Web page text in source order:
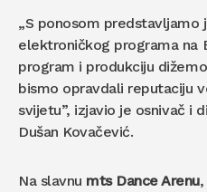
„S ponosom predstavljamo
elektroničkog programa na
program i produkciju
bismo opravdali reputaciju
svijetu”, izjavio je osnivač i
Dušan Kovačević.
Na slavnu mts Dance Arenu